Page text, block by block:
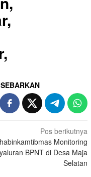
SEBARKAN
Pos berikutnya
Monitoring
BPNT di Desa Maja
Selatan